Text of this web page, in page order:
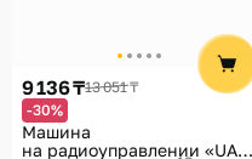
9 136 ₸13 051 ₸
-30%
Машина
на радиоуправлении «UAZ